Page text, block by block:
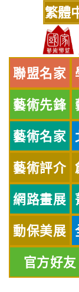
繁體
聯盟名家
藝術先鋒
藝術名家
藝術評介
網路畫展
動保美展
官方好友